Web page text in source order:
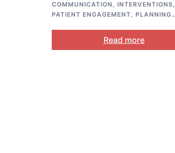
COMMUNICATION , INTERVENTIONS,
PATIENT ENGAGEMENT, PLANNING,
Read more